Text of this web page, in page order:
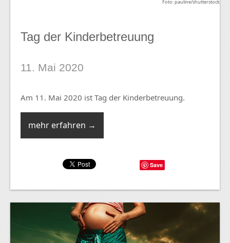
Foto: pauline/shutterstock
Tag der Kinderbetreuung
11. Mai 2020
Am 11. Mai 2020 ist Tag der Kinderbetreuung.
mehr erfahren →
Save